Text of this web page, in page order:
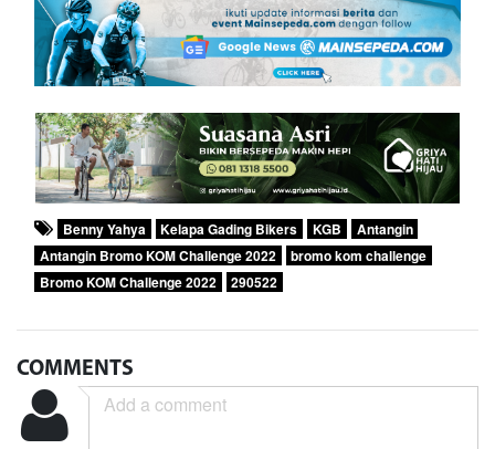
Benny Yahya Kelapa Gading Bikers KGB
Antangin
Antangin Bromo KOM Challenge 2022
bromo kom challenge
Bromo KOM Challenge 2022
290522
COMMENTS